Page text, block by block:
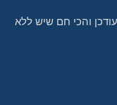
והכי חם שיש ללא